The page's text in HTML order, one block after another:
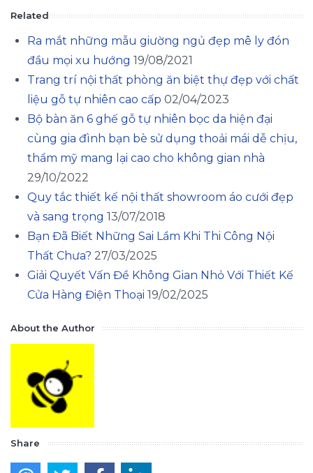
Related
Ra mắt những mẫu giường ngủ đẹp mê ly đón
đầu mọi xu hướng 19/08/2021
Trang trí nội thất phòng ăn biệt thự đẹp với chất
liệu gỗ tự nhiên cao cấp 02/04/2023
Bộ bàn ăn 6 ghế gỗ tự nhiên bọc da hiện đại
cùng gia đình bạn bè sử dụng thoải mái dễ chịu,
thẩm mỹ mang lại cao cho không gian nhà
29/10/2022
Quy tắc thiết kế nội thất showroom áo cưới đẹp
và sang trọng 13/07/2018
Bạn Đã Biết Những Sai Lầm Khi Thi Công Nội
Thất Chưa? 27/03/2025
Giải Quyết Vấn Đề Không Gian Nhỏ Với Thiết Kế
Cửa Hàng Điện Thoại 19/02/2025
About the Author
Share